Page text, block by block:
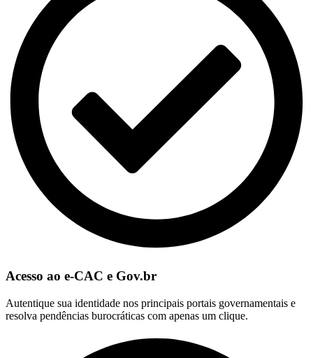
Acesso ao e-CAC e Gov.br
Autentique sua identidade nos principais portais governamentais e
resolva pendências burocráticas com apenas um clique.